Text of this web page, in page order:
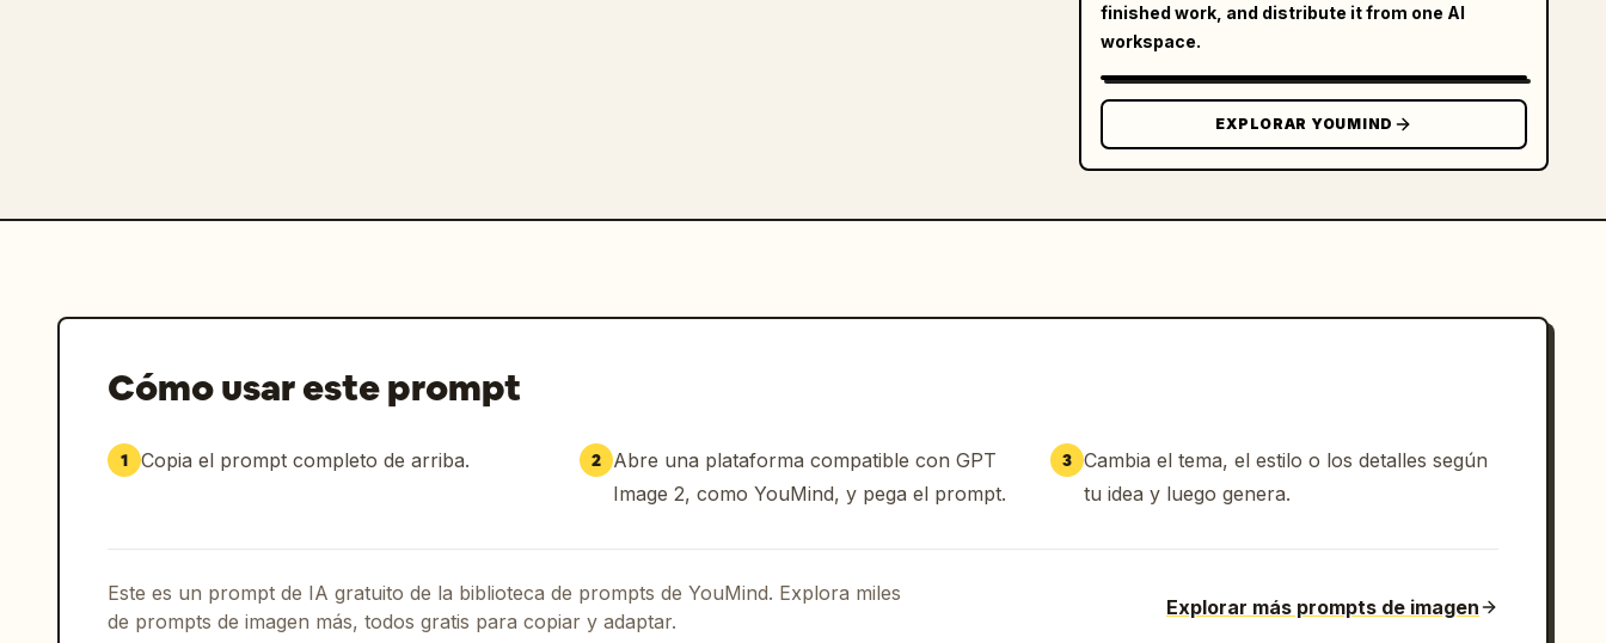
finished work, and distribute it from one AI
workspace.
EXPLORAR YOUMIND
Cómo usar este prompt
1 Copia el prompt completo de arriba. 2 Abre una plataforma compatible con GPT
Image 2, como YouMind, y pega el prompt.
3 Cambia el tema, el estilo o los detalles según
tu idea y luego genera.
Este es un prompt de IA gratuito de la biblioteca de prompts de YouMind. Explora miles
de prompts de imagen más, todos gratis para copiar y adaptar.
Explorar más prompts de imagen